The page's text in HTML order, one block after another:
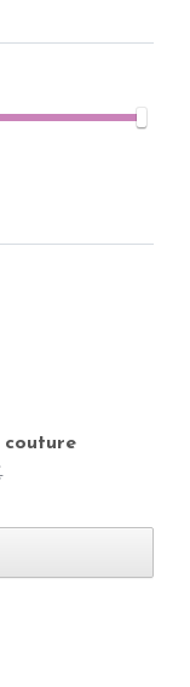
couture